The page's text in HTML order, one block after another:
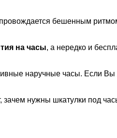
бешенным
на часы, а нередко и
наручные часы. Если Вы
нужны шкатулки под